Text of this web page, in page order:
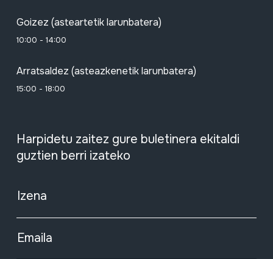
Goizez (asteartetik larunbatera)
10:00 - 14:00
Arratsaldez (asteazkenetik larunbatera)
15:00 - 18:00
Harpidetu zaitez gure buletinera ekitaldi
guztien berri izateko
Izena
Emaila